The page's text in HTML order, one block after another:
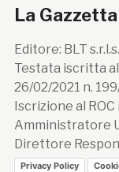
La
Editore: BLT
Testata iscritta
26/02/2021 n.
Iscrizione al
Amministratore
Direttore
Privacy Policy